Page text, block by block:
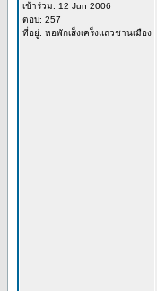
เข้าร่วม: 12 Jun 2006
ตอบ: 257
ที่อยู่: หอพักเส็งเคร็งแถวชานเมือง